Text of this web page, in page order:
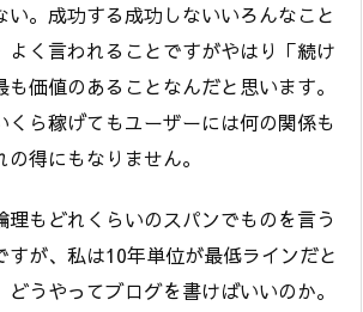
。成功する成功しないいろんなこと
よく言われることですがやはり「続け
価値のあることなんだと思います。
くら稼げてもユーザーには何の関係も
得にもなりません。
もどれくらいのスパンでものを言う
すが、私は10年単位が最低ラインだと
うやってブログを書けばいいのか。